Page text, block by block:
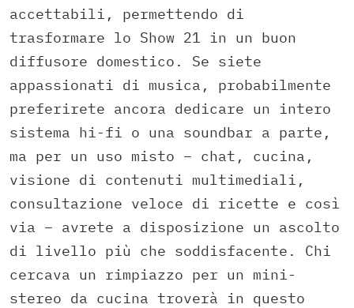
accettabili, permettendo di
trasformare lo Show 21 in un buon
diffusore domestico. Se siete
appassionati di musica, probabilmente
preferirete ancora dedicare un intero
sistema hi-fi o una soundbar a parte,
ma per un uso misto – chat, cucina,
visione di contenuti multimediali,
consultazione veloce di ricette e così
via – avrete a disposizione un ascolto
di livello più che soddisfacente. Chi
cercava un rimpiazzo per un mini-
stereo da cucina troverà in questo